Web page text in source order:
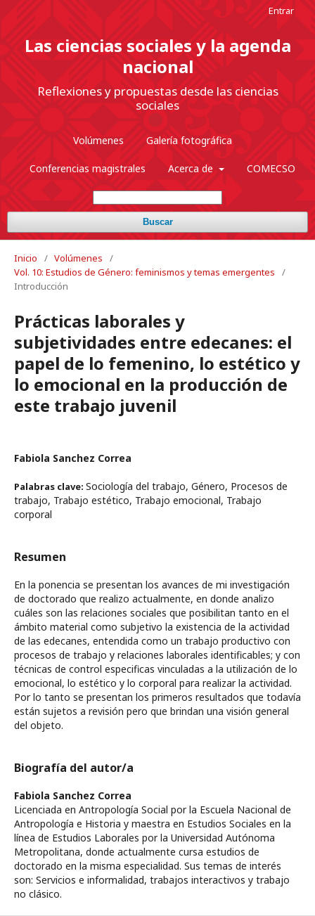
Las ciencias sociales y la agenda
nacional
Reflexiones y propuestas desde las ciencias
sociales
Volúmenes Galería fotográfica
Conferencias magistrales Acerca de COMECSO
Buscar
Entrar
Inicio / Volúmenes
/
Vol. 10: Estudios de Género: feminismos y temas emergentes
/
Introducción
Prácticas laborales y
subjetividades entre edecanes: el
papel de lo femenino, lo estético y
lo emocional en la producción de
este trabajo juvenil
Fabiola Sanchez Correa
Palabras clave: Sociología del trabajo, Género, Procesos de
trabajo, Trabajo estético, Trabajo emocional, Trabajo
corporal
Resumen
En la ponencia se presentan los avances de mi investigación
de doctorado que realizo actualmente, en donde analizo
cuáles son las relaciones sociales que posibilitan tanto en el
ámbito material como subjetivo la existencia de la actividad
de las edecanes, entendida como un trabajo productivo con
procesos de trabajo y relaciones laborales identificables; y con
técnicas de control especificas vinculadas a la utilización de lo
emocional, lo estético y lo corporal para realizar la actividad.
Por lo tanto se presentan los primeros resultados que todavía
están sujetos a revisión pero que brindan una visión general
del objeto.
Biografía del autor/a
Fabiola Sanchez Correa
Licenciada en Antropología Social por la Escuela Nacional de
Antropología e Historia y maestra en Estudios Sociales en la
línea de Estudios Laborales por la Universidad Autónoma
Metropolitana, donde actualmente cursa estudios de
doctorado en la misma especialidad. Sus temas de interés
son: Servicios e informalidad, trabajos interactivos y trabajo
no clásico.